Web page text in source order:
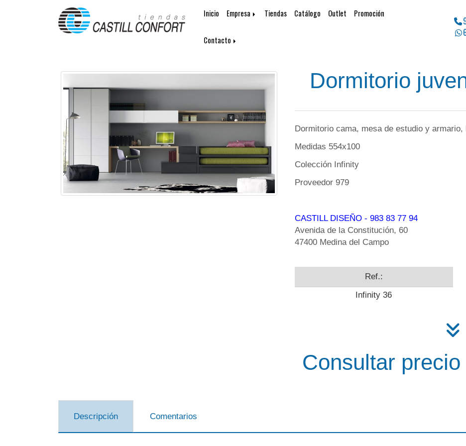
Inicio Empresa Tiendas Catálogo Outlet Promoción
Contacto
Dormitorio
Dormitorio cama, mesa de estudio y
Medidas 554x100
Colección Infinity
Proveedor 979
CASTILL DISEÑO - 983 83 77 94
Avenida de la Constitución, 60
47400 Medina del Campo
Ref.:
Infinity 36
Consultar precio
Descripción Comentarios